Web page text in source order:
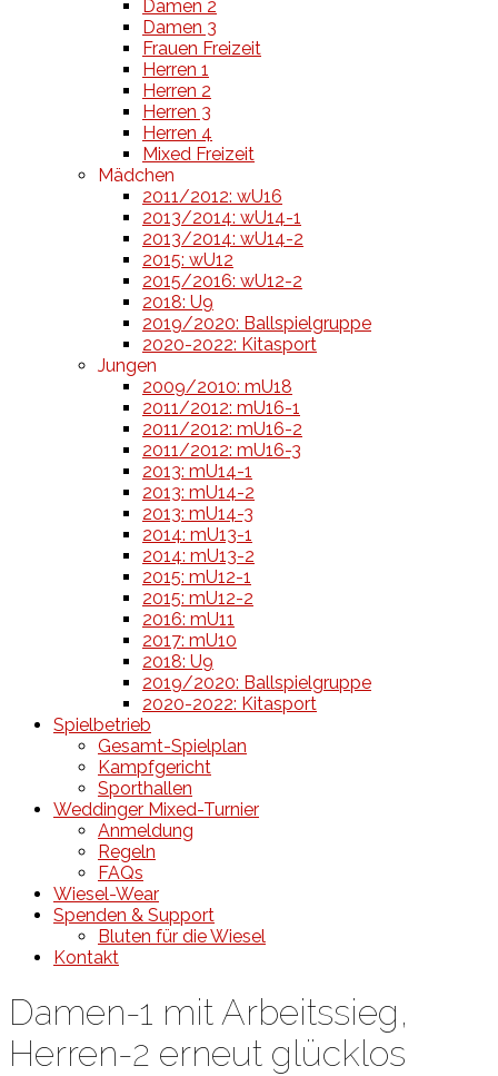
Damen 2
Damen 3
Frauen Freizeit
Herren 1
Herren 2
Herren 3
Herren 4
Mixed Freizeit
Mädchen
2011/2012: wU16
2013/2014: wU14-1
2013/2014: wU14-2
2015: wU12
2015/2016: wU12-2
2018: U9
2019/2020: Ballspielgruppe
2020-2022: Kitasport
Jungen
2009/2010: mU18
2011/2012: mU16-1
2011/2012: mU16-2
2011/2012: mU16-3
2013: mU14-1
2013: mU14-2
2013: mU14-3
2014: mU13-1
2014: mU13-2
2015: mU12-1
2015: mU12-2
2016: mU11
2017: mU10
2018: U9
2019/2020: Ballspielgruppe
2020-2022: Kitasport
Spielbetrieb
Gesamt-Spielplan
Kampfgericht
Sporthallen
Weddinger Mixed-Turnier
Anmeldung
Regeln
FAQs
Wiesel-Wear
Spenden & Support
Bluten für die Wiesel
Kontakt
Damen-1 mit Arbeitssieg,
Herren-2 erneut glücklos